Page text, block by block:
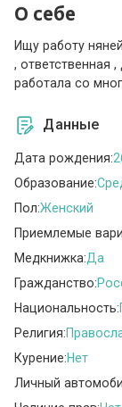
О себе
Ищу работу
, ответственная
работала со
Данные
Дата рождения:
Образование:
Пол:Женский
Приемлемые
Медкнижка:Да
Гражданство:
Национальность:
Религия:
Курение:Нет
Личный